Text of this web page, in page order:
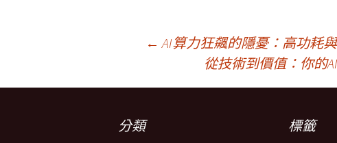
章
← AI算力狂飆的隱憂：高功耗
從技術到價值：你的
分類 標籤